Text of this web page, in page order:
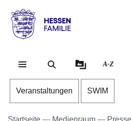
Hessen
Familie
A-Z
Veranstaltungen SWIM